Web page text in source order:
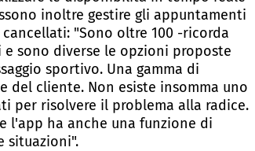
inoltre gestire gli appuntamenti
"Sono oltre 100 -ricorda
sono diverse le opzioni proposte
sportivo. Una gamma di
del cliente. Non esiste insomma uno
per risolvere il problema alla radice.
l'app ha anche una funzione di
situazioni".